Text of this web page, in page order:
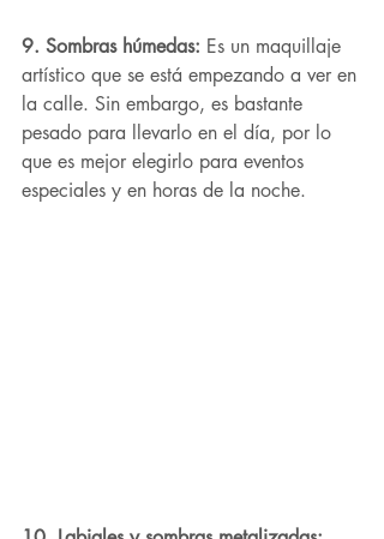
9. Sombras húmedas: Es un maquillaje
artístico que se está empezando a ver en
la calle. Sin embargo, es bastante
pesado para llevarlo en el día, por lo
que es mejor elegirlo para eventos
especiales y en horas de la noche.